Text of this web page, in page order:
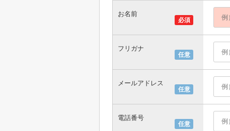
必須
お名前
任意
フリガナ
任意
メールアドレス
任意
電話番号